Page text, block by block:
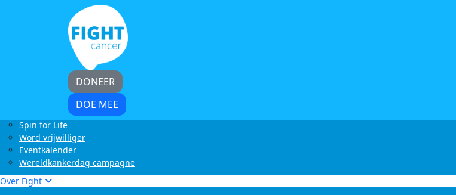
Start zelf een actie
Light at Night Walk
Rollercoaster Run
Swim to Fight Cancer
Buffelrun X Fight cancer
Tocht om de Noord
Spin for Life
Word vrijwilliger
Eventkalender
Wereldkankerdag campagne
Over Fight
DONEER
DOE MEE